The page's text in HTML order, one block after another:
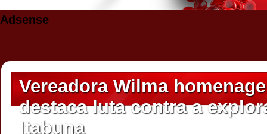
Adsense
Vereadora Wilma
destaca luta contra a
Itabuna